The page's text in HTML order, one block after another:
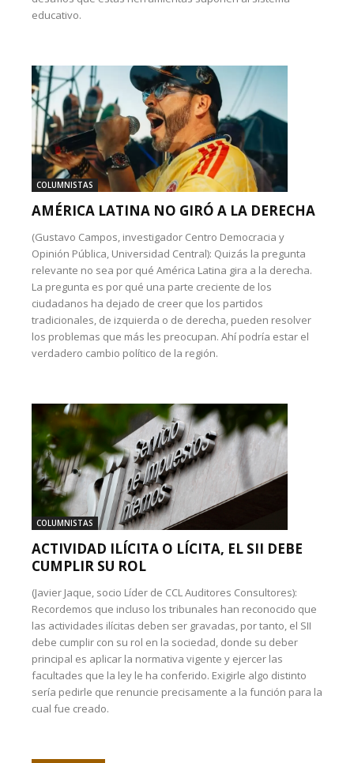
educativo.
COLUMNISTAS
AMÉRICA LATINA NO GIRÓ A LA DERECHA
(Gustavo Campos, investigador Centro Democracia y
Opinión Pública, Universidad Central): Quizás la pregunta
relevante no sea por qué América Latina gira a la derecha.
La pregunta es por qué una parte creciente de los
ciudadanos ha dejado de creer que los partidos
tradicionales, de izquierda o de derecha, pueden resolver
los problemas que más les preocupan. Ahí podría estar el
verdadero cambio político de la región.
COLUMNISTAS
ACTIVIDAD ILÍCITA O LÍCITA, EL SII DEBE
CUMPLIR SU ROL
(Javier Jaque, socio Líder de CCL Auditores Consultores):
Recordemos que incluso los tribunales han reconocido que
las actividades ilícitas deben ser gravadas, por tanto, el SII
debe cumplir con su rol en la sociedad, donde su deber
principal es aplicar la normativa vigente y ejercer las
facultades que la ley le ha conferido. Exigirle algo distinto
sería pedirle que renuncie precisamente a la función para la
cual fue creado.